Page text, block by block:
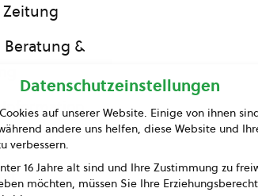
Zeitung
Beratung &
Datenschutzeinstellungen
auf unserer Website. Einige von ihnen
andere uns helfen, diese Website und
verbessern.
16 Jahre alt sind und Ihre Zustimmung zu
möchten, müssen Sie Ihre